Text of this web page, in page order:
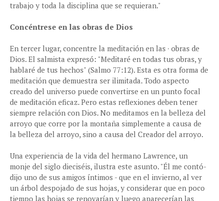
trabajo y toda la disciplina que se requieran."
Concéntrese en las obras de Dios
En tercer lugar, concentre la meditación en las · obras de
Dios. El salmista expresó: "Meditaré en todas tus obras, y
hablaré de tus hechos" (Salmo 77:12). Esta es otra forma de
meditación que demuestra ser ilimitada. Todo aspecto
creado del universo puede convertirse en un punto focal
de meditación eficaz. Pero estas reflexiones deben tener
siempre relación con Dios. No meditamos en la belleza del
arroyo que corre por la montaña simplemente a causa de
la belleza del arroyo, sino a causa del Creador del arroyo.
Una experiencia de la vida del hermano Lawrence, un
monje del siglo dieciséis, ilustra este asunto. "Él me contó-
dijo uno de sus amigos íntimos - que en el invierno, al ver
un árbol despojado de sus hojas, y considerar que en poco
tiempo las hojas se renovarían y luego aparecerían las